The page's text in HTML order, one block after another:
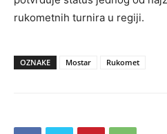
rukometnih turnira u regiji.
OZNAKE Mostar Rukomet